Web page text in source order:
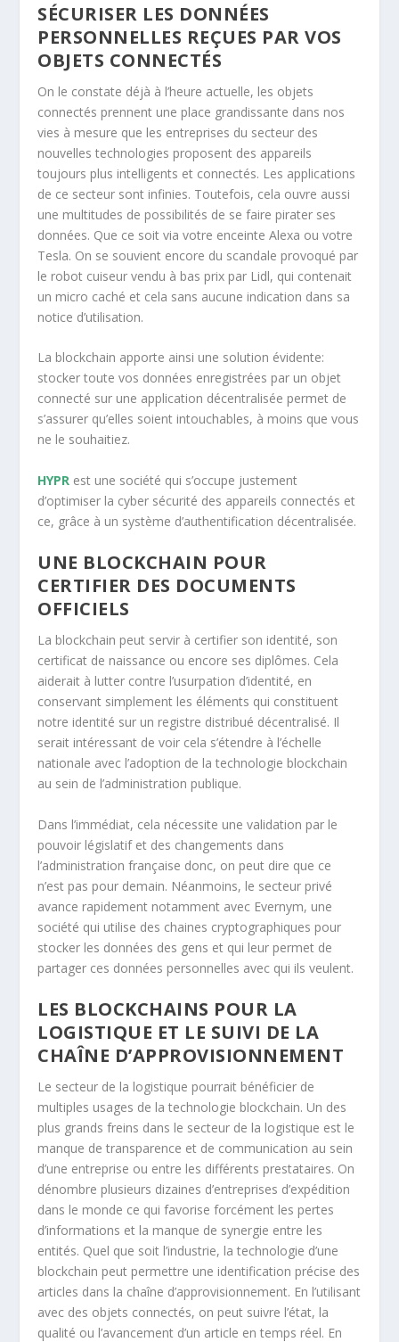
SÉCURISER LES DONNÉES
PERSONNELLES REÇUES PAR VOS
OBJETS CONNECTÉS
On le constate déjà à l’heure actuelle, les objets
connectés prennent une place grandissante dans nos
vies à mesure que les entreprises du secteur des
nouvelles technologies proposent des appareils
toujours plus intelligents et connectés. Les applications
de ce secteur sont infinies. Toutefois, cela ouvre aussi
une multitudes de possibilités de se faire pirater ses
données. Que ce soit via votre enceinte Alexa ou votre
Tesla. On se souvient encore du scandale provoqué par
le robot cuiseur vendu à bas prix par Lidl, qui contenait
un micro caché et cela sans aucune indication dans sa
notice d’utilisation.
La blockchain apporte ainsi une solution évidente:
stocker toute vos données enregistrées par un objet
connecté sur une application décentralisée permet de
s’assurer qu’elles soient intouchables, à moins que vous
ne le souhaitiez.
HYPR est une société qui s’occupe justement
d’optimiser la cyber sécurité des appareils connectés et
ce, grâce à un système d’authentification décentralisée.
UNE BLOCKCHAIN POUR
CERTIFIER DES DOCUMENTS
OFFICIELS
La blockchain peut servir à certifier son identité, son
certificat de naissance ou encore ses diplômes. Cela
aiderait à lutter contre l’usurpation d’identité, en
conservant simplement les éléments qui constituent
notre identité sur un registre distribué décentralisé. Il
serait intéressant de voir cela s’étendre à l’échelle
nationale avec l’adoption de la technologie blockchain
au sein de l’administration publique.
Dans l’immédiat, cela nécessite une validation par le
pouvoir législatif et des changements dans
l’administration française donc, on peut dire que ce
n’est pas pour demain. Néanmoins, le secteur privé
avance rapidement notamment avec Evernym, une
société qui utilise des chaines cryptographiques pour
stocker les données des gens et qui leur permet de
partager ces données personnelles avec qui ils veulent.
LES BLOCKCHAINS POUR LA
LOGISTIQUE ET LE SUIVI DE LA
CHAÎNE D’APPROVISIONNEMENT
Le secteur de la logistique pourrait bénéficier de
multiples usages de la technologie blockchain. Un des
plus grands freins dans le secteur de la logistique est le
manque de transparence et de communication au sein
d’une entreprise ou entre les différents prestataires. On
dénombre plusieurs dizaines d’entreprises d’expédition
dans le monde ce qui favorise forcément les pertes
d’informations et la manque de synergie entre les
entités. Quel que soit l’industrie, la technologie d’une
blockchain peut permettre une identification précise des
articles dans la chaîne d’approvisionnement. En l’utilisant
avec des objets connectés, on peut suivre l’état, la
qualité ou l’avancement d’un article en temps réel. En